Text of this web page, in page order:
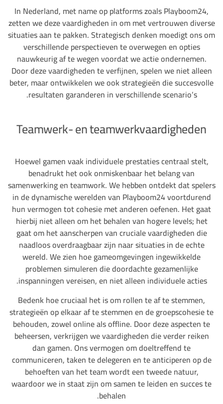
In Nederland, met name op platforms zoals Playboom24,
zetten we deze vaardigheden in om met vertrouwen diverse
situaties aan te pakken. Strategisch denken moedigt ons om
verschillende perspectieven te overwegen en opties
nauwkeurig af te wegen voordat we actie ondernemen.
Door deze vaardigheden te verfijnen, spelen we niet alleen
beter, maar ontwikkelen we ook strategieën die succesvolle
resultaten garanderen in verschillende scenario’s.
Teamwerk- en teamwerkvaardigheden
Hoewel gamen vaak individuele prestaties centraal stelt,
benadrukt het ook onmiskenbaar het belang van
samenwerking en teamwork. We hebben ontdekt dat spelers
in de dynamische werelden van Playboom24 voortdurend
hun vermogen tot cohesie met anderen oefenen. Het gaat
hierbij niet alleen om het behalen van hogere levels; het
gaat om het aanscherpen van cruciale vaardigheden die
naadloos overdraagbaar zijn naar situaties in de echte
wereld. We zien hoe gameomgevingen ingewikkelde
problemen simuleren die doordachte gezamenlijke
inspanningen vereisen, en niet alleen individuele acties.
Bedenk hoe cruciaal het is om rollen te af te stemmen,
strategieën op elkaar af te stemmen en de groepscohesie te
behouden, zowel online als offline. Door deze aspecten te
beheersen, verkrijgen we vaardigheden die verder reiken
dan gamen. Ons vermogen om doeltreffend te
communiceren, taken te delegeren en te anticiperen op de
behoeften van het team wordt een tweede natuur,
waardoor we in staat zijn om samen te leiden en succes te
behalen.